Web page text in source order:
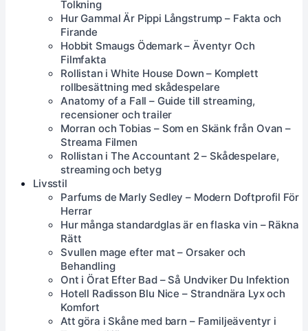
Tolkning
Hur Gammal Är Pippi Långstrump – Fakta och
Firande
Hobbit Smaugs Ödemark – Äventyr Och
Filmfakta
Rollistan i White House Down – Komplett
rollbesättning med skådespelare
Anatomy of a Fall – Guide till streaming,
recensioner och trailer
Morran och Tobias – Som en Skänk från Ovan –
Streama Filmen
Rollistan i The Accountant 2 – Skådespelare,
streaming och betyg
Livsstil
Parfums de Marly Sedley – Modern Doftprofil För
Herrar
Hur många standardglas är en flaska vin – Räkna
Rätt
Svullen mage efter mat – Orsaker och
Behandling
Ont i Örat Efter Bad – Så Undviker Du Infektion
Hotell Radisson Blu Nice – Strandnära Lyx och
Komfort
Att göra i Skåne med barn – Familjeäventyr i